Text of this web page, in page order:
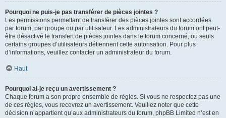
Pourquoi ne puis-je pas transférer de pièces jointes ?
Les permissions permettant de transférer des pièces jointes sont accordées
par forum, par groupe ou par utilisateur. Les administrateurs du forum ont peut-
être désactivé le transfert de pièces jointes dans le forum concerné, ou seuls
certains groupes d’utilisateurs détiennent cette autorisation. Pour plus
d’informations, veuillez contacter un administrateur du forum.
Haut
Pourquoi ai-je reçu un avertissement ?
Chaque forum a son propre ensemble de règles. Si vous ne respectez pas une
de ces règles, vous recevrez un avertissement. Veuillez noter que cette
décision n’appartient qu’aux administrateurs du forum, phpBB Limited n’est en